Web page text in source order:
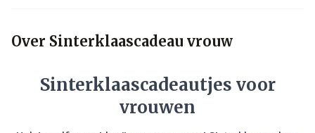
Over Sinterklaascadeau vrouw
Sinterklaascadeautjes voor
vrouwen